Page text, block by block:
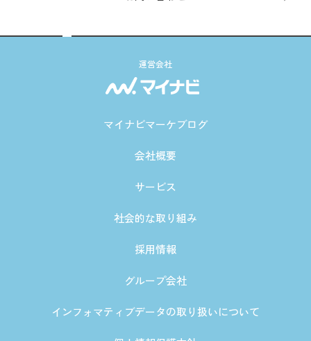
運営会社
マイナビマーケブログ
会社概要
サービス
社会的な取り組み
採用情報
グループ会社
インフォマティブデータの取り扱いについて